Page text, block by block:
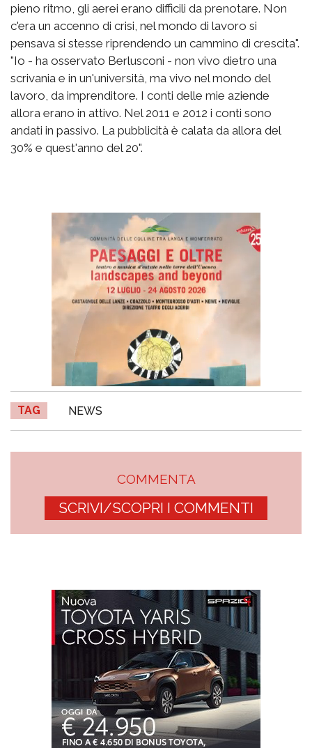
pieno ritmo, gli aerei erano difficili da prenotare. Non
c'era un accenno di crisi, nel mondo di lavoro si
pensava si stesse riprendendo un cammino di crescita".
"Io - ha osservato Berlusconi - non vivo dietro una
scrivania e in un'università, ma vivo nel mondo del
lavoro, da imprenditore. I conti delle mie aziende
allora erano in attivo. Nel 2011 e 2012 i conti sono
andati in passivo. La pubblicità è calata da allora del
30% e quest'anno del 20".
TAG NEWS
COMMENTA
SCRIVI/SCOPRI I COMMENTI